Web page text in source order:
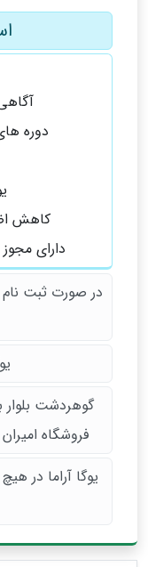
دوره
کاهش
دارای
در صورت ثبت
گوهردشت بلوار
فروشگاه امیران
یوگا آراما در